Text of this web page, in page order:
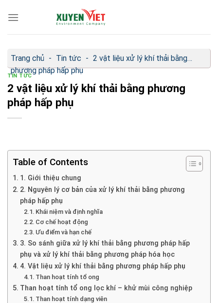
qua
Trang chủ - Tin tức - 2 vật liệu xử lý khí thải bằng
phương pháp hấp phụ
TIN TỨC
2 vật liệu xử lý khí thải bằng phương
pháp hấp phụ
Table of Contents
1. Giới thiệu chung
2. Nguyên lý cơ bản của xử lý khí thải bằng phương
pháp hấp phụ
Khái niệm và định nghĩa
Cơ chế hoạt động
Ưu điểm và hạn chế
3. So sánh giữa xử lý khí thải bằng phương pháp hấp
phụ và xử lý khí thải bằng phương pháp hóa học
4. Vật liệu xử lý khí thải bằng phương pháp hấp phụ
Than hoạt tính tổ ong
Than hoạt tính tổ ong lọc khí – khử mùi công nghiệp
Than hoạt tính dạng viên